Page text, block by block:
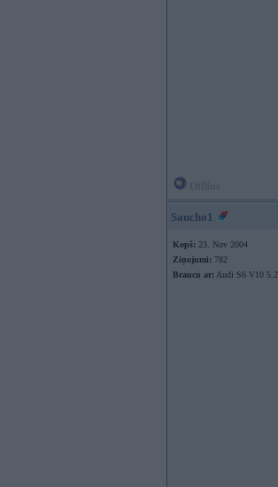
Sancho1
Kopš: 23. Nov 2004
Ziņojumi: 782
Braucu ar: Audi S6 V10 5.2